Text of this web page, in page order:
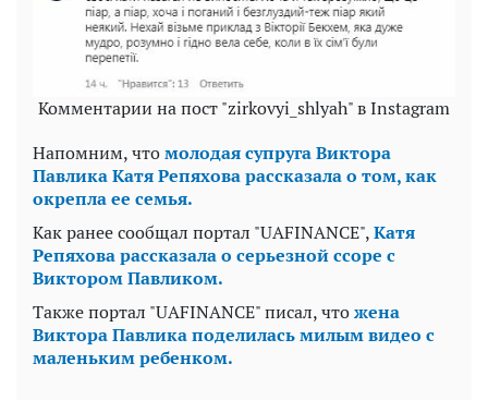
Комментарии на пост "zirkovyi_shlyah" в Instagram
Напомним, чтомолодая супруга Виктора
Павлика Катя Репяхова рассказала о том, как
окрепла ее семья.
Как ранее сообщал портал "UAFINANCE",Катя
Репяхова рассказала о серьезной ссоре с
Виктором Павликом.
Также портал "UAFINANCE" писал, чтожена
Виктора Павлика поделилась милым видео с
маленьким ребенком.